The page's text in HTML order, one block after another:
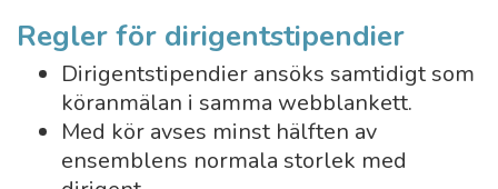
Regler för dirigentstipendier
Dirigentstipendier ansöks samtidigt som
köranmälan i samma webblankett.
Med kör avses minst hälften av
ensemblens normala storlek med